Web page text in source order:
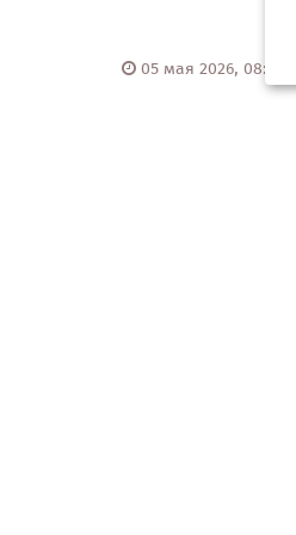
05 мая 2026, 08:31